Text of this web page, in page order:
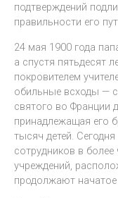
подтверждений
правильности его
24 мая 1900 года
а спустя пятьдесят
покровителем
обильные всходы —
святого во Франции
принадлежащая его
тысяч детей.
сотрудников в
учреждений,
продолжают